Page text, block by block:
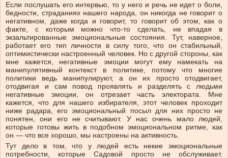
Если послушать его интервью, то у него и речь не идет о боли,
бедности, страданиях нашего народа, он никогда не говорит о
негативном, даже когда и говорит, то говорит об этом, как о
факте, с которым можно что-то сделать, не впадая в
экзальтированные эмоциональные состояния. Тут, наверное,
работает его тип личности в силу того, что он стабильный,
оптимистически настроенный человек. Но с другой стороны, как
мне кажется, негативные эмоции могут ему намекать на
манипулятивный контекст в политике, потому что многие
политики ведь манипулируют, а он их просто отодвигает,
отодвигая и сам повод проявлять и разделять с людьми
негативные эмоции, он отрезает часть электората. Мне
кажется, что для нашего избирателя, этот человек проходит
ниже радара, его эмоциональный посыл для них просто не
понятен, они его не считывают. У нас очень мало людей,
которые готовы жить в подобном эмоциональном ритме, как
он — что все хорошо, мы настроены на активность.
Тут дело в том, что у людей есть некие эмоциональные
потребности, которые Садовой просто не обслуживает.